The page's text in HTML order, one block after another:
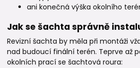
ani konečná výška okolního
Jak se šachta správně
Revizní šachta by měla při montáži
nad budoucí finální terén. Teprve až
okolních prací se šachtová roura: